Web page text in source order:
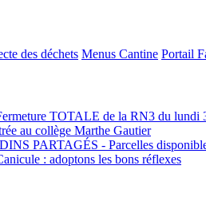
des déchets Menus Cantine Portail
TOTALE de la RN3 du lundi
au collège Marthe Gautier
PARTAGÉS - Parcelles
: adoptons les bons réflexes